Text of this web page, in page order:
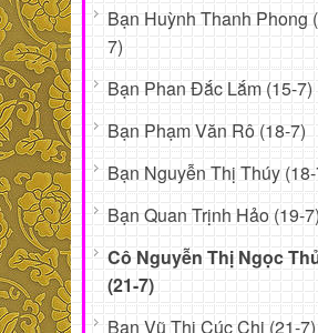
Bạn Huỳnh Thanh Phong
7)
Bạn Phan Đắc Lắm (15-7)
Bạn Phạm Văn Rô (18-7)
Bạn Nguyễn Thị Thúy
Bạn Quan Trịnh Hảo (19-7)
Cô Nguyễn Thị Ngọc
(21-7)
Bạn Vũ Thị Cúc Chi (21-7)